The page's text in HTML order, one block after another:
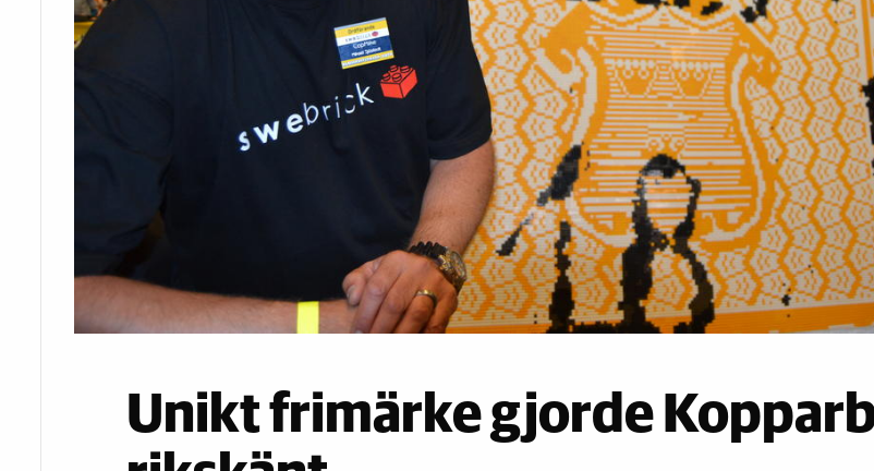
Unikt frimärke gjorde